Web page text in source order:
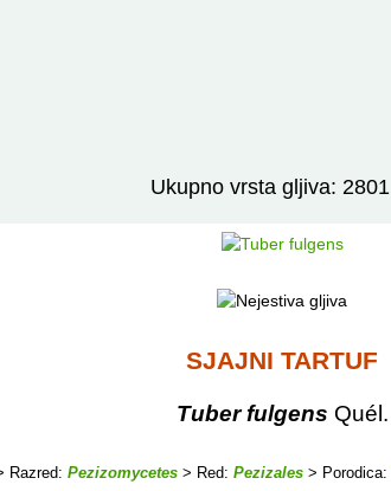
Ukupno vrsta gljiva: 2801
SJAJNI TARTUF
Tuber fulgens Quél.
Razred: Pezizomycetes > Red: Pezizales > Porodica: